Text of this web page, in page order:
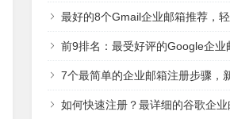
最好的8个Gmail企业邮箱推荐，轻松管理
前9排名：最受好评的Google企业
7个最简单的企业邮箱注册步骤，
如何快速注册？最详细的谷歌企业邮箱